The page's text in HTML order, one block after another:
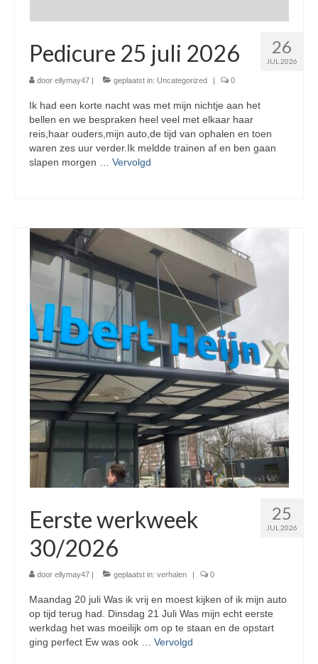
26
JUL 2026
Pedicure 25 juli 2026
door ellymay47 | geplaatst in: Uncategorized | 0
Ik had een korte nacht was met mijn nichtje aan het
bellen en we bespraken heel veel met elkaar haar
reis,haar ouders,mijn auto,de tijd van ophalen en toen
waren zes uur verder.Ik meldde trainen af en ben gaan
slapen morgen … Vervolgd
25
JUL 2026
Eerste werkweek
30/2026
door ellymay47 | geplaatst in: verhalen | 0
Maandag 20 juli Was ik vrij en moest kijken of ik mijn auto
op tijd terug had. Dinsdag 21 Juli Was mijn echt eerste
werkdag het was moeilijk om op te staan en de opstart
ging perfect Ew was ook … Vervolgd